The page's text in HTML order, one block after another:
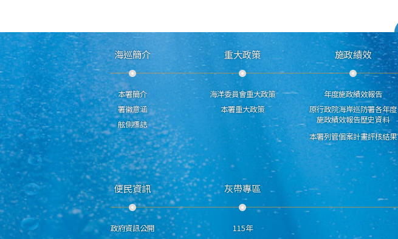
海巡簡介
本署簡介
署徽意涵
舷側標誌
重大政策
海洋委員會重大政策
本署重大政策
施政績效
年度施政績效報告
原行政院海岸巡防署各年度
施政績效報告歷史資料
本署列管個案計畫評核結果
便民資訊
政府資訊公開
灰帶專區
115年